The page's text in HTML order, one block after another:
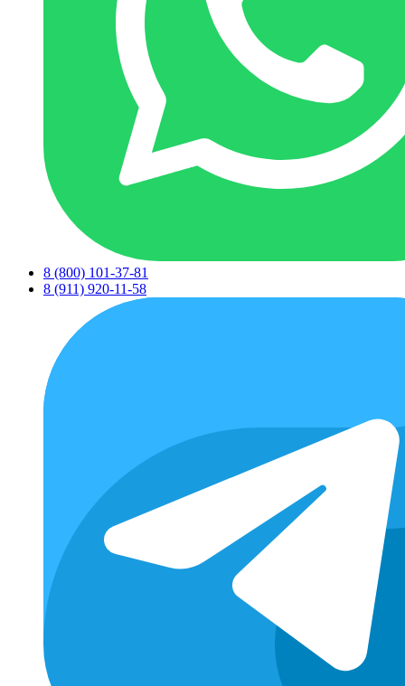
8 (800) 101-37-81
8 (911) 920-11-58